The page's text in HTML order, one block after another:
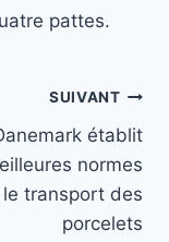
pattes.
SUIVANT
établit
normes
le transport des
porcelets